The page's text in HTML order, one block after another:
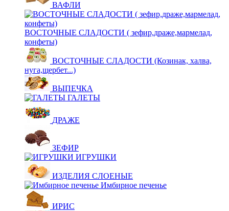
ВАФЛИ
ВОСТОЧНЫЕ СЛАДОСТИ ( зефир,драже,мармелад,
конфеты)
ВОСТОЧНЫЕ СЛАДОСТИ (Козинак, халва,
нуга,щербет...)
ВЫПЕЧКА
ГАЛЕТЫ
ДРАЖЕ
ЗЕФИР
ИГРУШКИ
ИЗДЕЛИЯ СЛОЕНЫЕ
Имбирное печенье
ИРИС